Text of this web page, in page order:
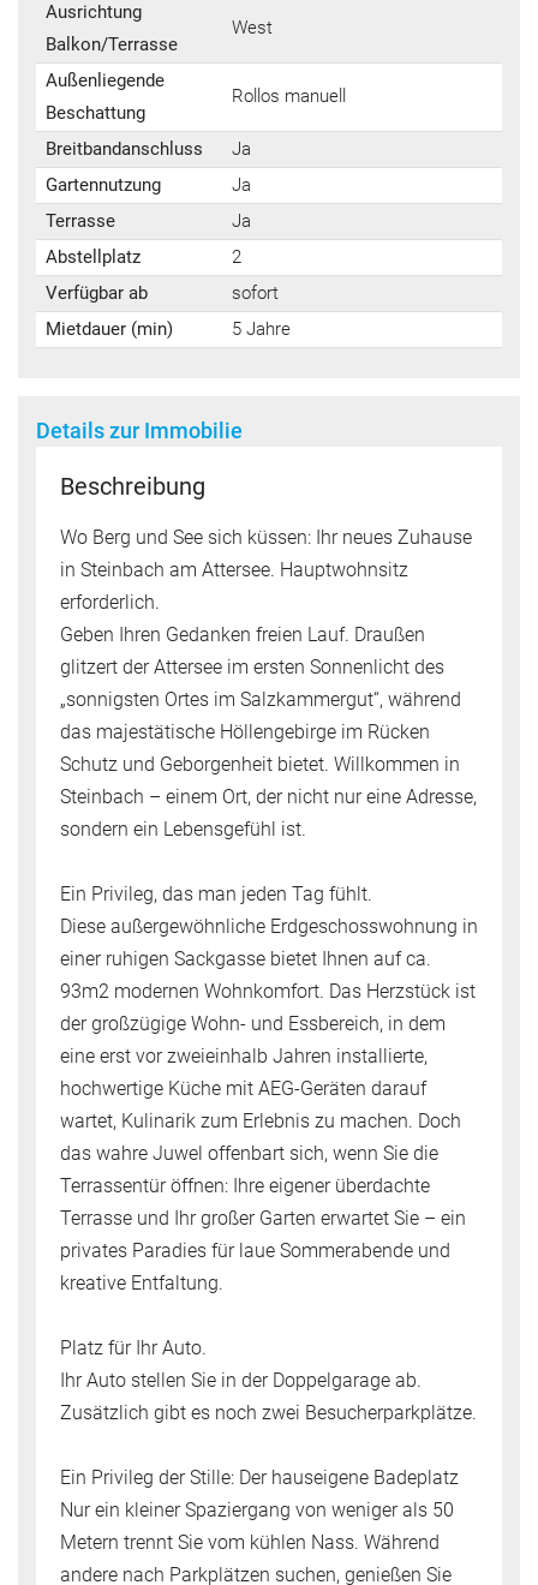
Ausrichtung
Balkon/Terrasse
West
Außenliegende
Beschattung
Rollos manuell
Breitbandanschluss
Ja
Gartennutzung
Ja
Terrasse
Ja
Abstellplatz
2
Verfügbar ab
sofort
Mietdauer (min)
5 Jahre
Details zur Immobilie
Beschreibung
Wo Berg und See sich küssen: Ihr neues Zuhause
in Steinbach am Attersee. Hauptwohnsitz
erforderlich.
Geben Ihren Gedanken freien Lauf. Draußen
glitzert der Attersee im ersten Sonnenlicht des
„sonnigsten Ortes im Salzkammergut“, während
das majestätische Höllengebirge im Rücken
Schutz und Geborgenheit bietet. Willkommen in
Steinbach – einem Ort, der nicht nur eine Adresse,
sondern ein Lebensgefühl ist.
Ein Privileg, das man jeden Tag fühlt.
Diese außergewöhnliche Erdgeschosswohnung in
einer ruhigen Sackgasse bietet Ihnen auf ca.
93m2 modernen Wohnkomfort. Das Herzstück ist
der großzügige Wohn- und Essbereich, in dem
eine erst vor zweieinhalb Jahren installierte,
hochwertige Küche mit AEG-Geräten darauf
wartet, Kulinarik zum Erlebnis zu machen. Doch
das wahre Juwel offenbart sich, wenn Sie die
Terrassentür öffnen: Ihre eigener überdachte
Terrasse und Ihr großer Garten erwartet Sie – ein
privates Paradies für laue Sommerabende und
kreative Entfaltung.
Platz für Ihr Auto.
Ihr Auto stellen Sie in der Doppelgarage ab.
Zusätzlich gibt es noch zwei Besucherparkplätze.
Ein Privileg der Stille: Der hauseigene Badeplatz
Nur ein kleiner Spaziergang von weniger als 50
Metern trennt Sie vom kühlen Nass. Während
andere nach Parkplätzen suchen, genießen Sie